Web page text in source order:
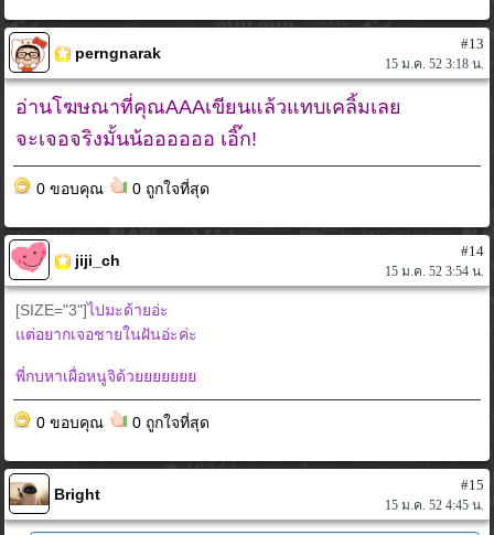
perngnarak
#13
15 ม.ค. 52 3:18 น.
อ่านโฆษณาที่คุณAAAเขียนแล้วแทบเคลิ้มเลย
จะเจอจริงมั้นน้ออออออ เอิ๊ก!
0 ขอบคุณ 0 ถูกใจที่สุด
jiji_ch
#14
15 ม.ค. 52 3:54 น.
[SIZE="3"]ไปมะด้ายอ่ะ
แต่อยากเจอชายในฝันอ่ะค่ะ
พี่กบหาเผื่อหนูจิด้วยยยยยยย
0 ขอบคุณ 0 ถูกใจที่สุด
Bright
#15
15 ม.ค. 52 4:45 น.